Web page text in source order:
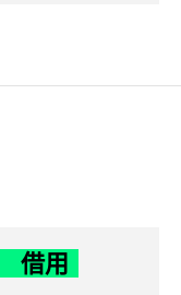
借用